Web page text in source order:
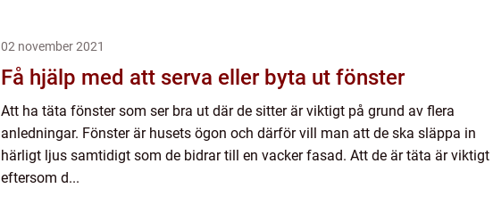
02 november 2021
Få hjälp med att serva eller byta ut fönster
Att ha täta fönster som ser bra ut där de sitter är viktigt på grund av flera
anledningar. Fönster är husets ögon och därför vill man att de ska släppa in
härligt ljus samtidigt som de bidrar till en vacker fasad. Att de är täta är viktigt
eftersom d...